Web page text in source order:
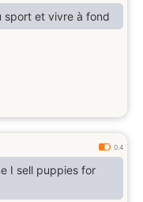
sport et vivre à fond
0.4
I sell puppies for